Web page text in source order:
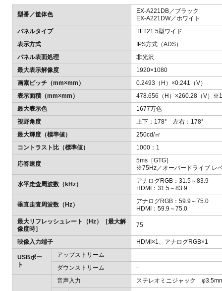
型番／筐体色
EX-A221DB／ブラック
EX-A221DW／ホワイト
パネルタイプ
TFT21.5型ワイド
表示方式
IPS方式（ADS）
パネル表面処理
非光沢
最大表示解像度
1920×1080
画素ピッチ（mm×mm）
0.2493（H）×0.241（V）
表示面積（mm×mm）
478.656（H）×260.28（V）
最大表示色
1677万色
視野角度
上下：178° 左右：178°
最大輝度（標準値）
250cd/㎡
コントラスト比（標準値）
1000：1
応答速度
5ms［GTG］
※75Hz／オーバードライブ レ
水平走査周波数（kHz）
アナログRGB：31.5～83.9
HDMI：31.5～83.9
垂直走査周波数（Hz）
アナログRGB：59.9～75.0
HDMI：59.9～75.0
最大リフレッシュレート（Hz）［最大解
像度時］
75
映像入力端子 HDMI×1、アナログRGB×1
USBポー
ト
アップストリーム
-
ダウンストリーム
-
音声入力
ステレオミニジャック